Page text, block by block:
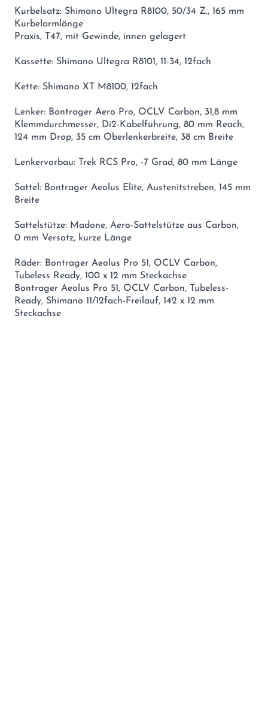
Kurbelsatz: Shimano Ultegra R8100, 50/34 Z., 165 mm
Kurbelarmlänge
Praxis, T47, mit Gewinde, innen gelagert
Kassette: Shimano Ultegra R8101, 11-34, 12fach
Kette: Shimano XT M8100, 12fach
Lenker: Bontrager Aero Pro, OCLV Carbon, 31,8 mm
Klemmdurchmesser, Di2-Kabelführung, 80 mm Reach,
124 mm Drop, 35 cm Oberlenkerbreite, 38 cm Breite
Lenkervorbau: Trek RCS Pro, -7 Grad, 80 mm Länge
Sattel: Bontrager Aeolus Elite, Austenitstreben, 145 mm
Breite
Sattelstütze: Madone, Aero-Sattelstütze aus Carbon,
0 mm Versatz, kurze Länge
Räder: Bontrager Aeolus Pro 51, OCLV Carbon,
Tubeless Ready, 100 x 12 mm Steckachse
Bontrager Aeolus Pro 51, OCLV Carbon, Tubeless-
Ready, Shimano 11/12fach-Freilauf, 142 x 12 mm
Steckachse